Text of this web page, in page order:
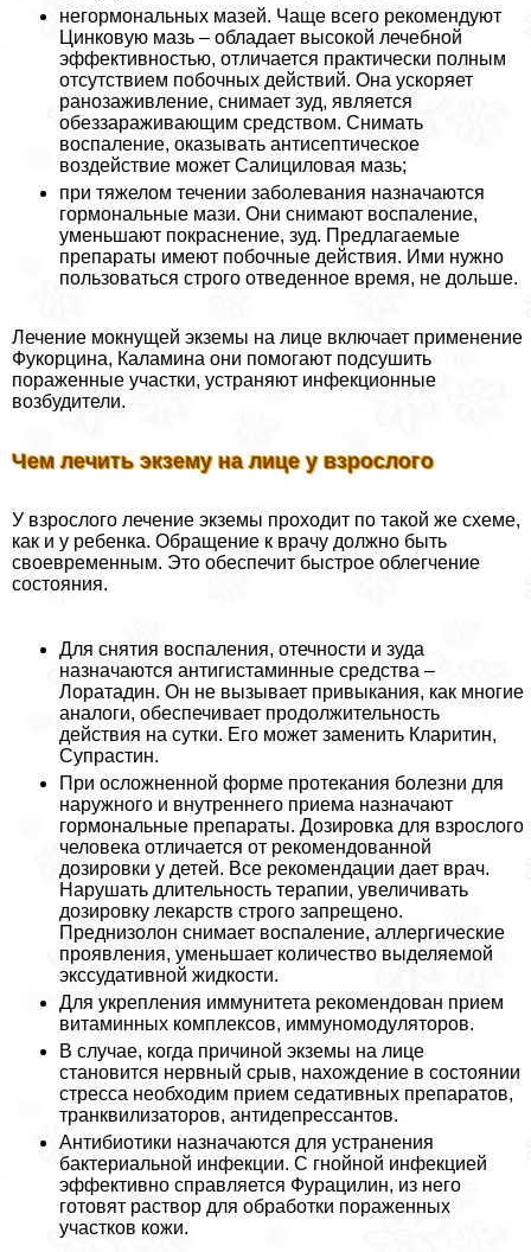
негормональных мазей. Чаще всего рекомендуют
Цинковую мазь – обладает высокой лечебной
эффективностью, отличается пpaктически полным
отсутствием побочных действий. Она ускоряет
ранозаживление, снимает зуд, является
обеззараживающим средством. Снимать
воспаление, оказывать антисептическое
воздействие может Салициловая мазь;
при тяжелом течении заболевания назначаются
гормональные мази. Они снимают воспаление,
уменьшают покраснение, зуд. Предлагаемые
препараты имеют побочные действия. Ими нужно
пользоваться строго отведенное время, не дольше.
Лечение мокнущей экземы на лице включает применение
Фукорцина, Каламина они помогают подсушить
пораженные участки, устраняют инфекционные
возбудители.
Чем лечить экзему на лице у взрослого
У взрослого лечение экземы проходит по такой же схеме,
как и у ребенка. Обращение к врачу должно быть
своевременным. Это обеспечит быстрое облегчение
состояния.
Для снятия воспаления, отечности и зуда
назначаются антигистаминные средства –
Лоратадин. Он не вызывает привыкания, как многие
аналоги, обеспечивает продолжительность
действия на сутки. Его может заменить Кларитин,
Супрастин.
При осложненной форме протекания болезни для
наружного и внутреннего приема назначают
гормональные препараты. Дозировка для взрослого
человека отличается от рекомендованной
дозировки у детей. Все рекомендации дает врач.
Нарушать длительность терапии, увеличивать
дозировку лекарств строго запрещено.
Преднизолон снимает воспаление, аллергические
проявления, уменьшает количество выделяемой
экссудативной жидкости.
Для укрепления иммунитета рекомендован прием
витаминных комплексов, иммуномодуляторов.
В случае, когда причиной экземы на лице
становится нервный срыв, нахождение в состоянии
стресса необходим прием седативных препаратов,
транквилизаторов, антидепрессантов.
Антибиотики назначаются для устранения
бактериальной инфекции. С гнойной инфекцией
эффективно справляется Фурацилин, из него
готовят раствор для обработки пораженных
участков кожи.